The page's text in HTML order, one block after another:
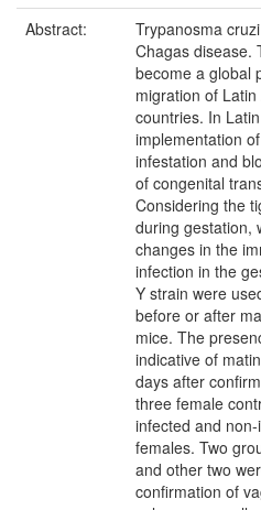
Abstract:
Trypanosma
Chagas disease.
become a global
migration of
countries. In
implementation
infestation and
of congenital
Considering the
during gestation,
changes in the
infection in the
Y strain were
before or after
mice. The
indicative of
days after
three female
infected and
females. Two
and other two
confirmation of